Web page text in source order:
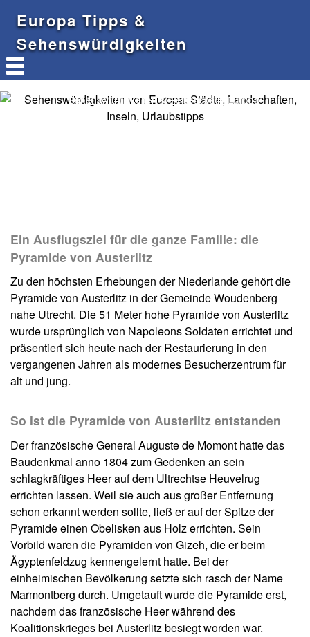
Europa Tipps &
Sehenswürdigkeiten
Sehenswürdigkeiten & Reisetipps in Europa
Ein Ausflugsziel für die ganze Familie: die
Pyramide von Austerlitz
Zu den höchsten Erhebungen der Niederlande gehört die
Pyramide von Austerlitz in der Gemeinde Woudenberg
nahe Utrecht. Die 51 Meter hohe Pyramide von Austerlitz
wurde ursprünglich von Napoleons Soldaten errichtet und
präsentiert sich heute nach der Restaurierung in den
vergangenen Jahren als modernes Besucherzentrum für
alt und jung.
So ist die Pyramide von Austerlitz entstanden
Der französische General Auguste de Momont hatte das
Baudenkmal anno 1804 zum Gedenken an sein
schlagkräftiges Heer auf dem Ultrechtse Heuvelrug
errichten lassen. Weil sie auch aus großer Entfernung
schon erkannt werden sollte, ließ er auf der Spitze der
Pyramide einen Obelisken aus Holz errichten. Sein
Vorbild waren die Pyramiden von Gizeh, die er beim
Ägyptenfeldzug kennengelernt hatte. Bei der
einheimischen Bevölkerung setzte sich rasch der Name
Marmontberg durch. Umgetauft wurde die Pyramide erst,
nachdem das französische Heer während des
Koalitionskrieges bei Austerlitz besiegt worden war.